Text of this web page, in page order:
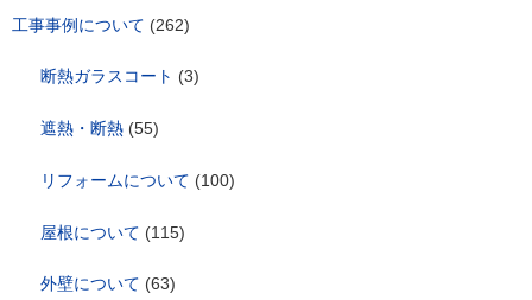
工事事例について (262)
断熱ガラスコート (3)
遮熱・断熱 (55)
リフォームについて (100)
屋根について (115)
外壁について (63)